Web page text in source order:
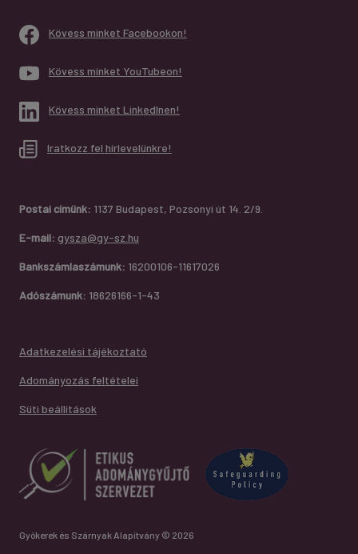
Kövess minket Facebookon!
Kövess minket YouTubeon!
Kövess minket LinkedInen!
Iratkozz fel hírlevelünkre!
Postai címünk: 1137 Budapest, Pozsonyi út 14. 2/9.
E-mail: gysza@gy-sz.hu
Bankszámlaszámunk: 16200106-11617026
Adószámunk: 18626166-1-43
Adatkezelési tájékoztató
Adományozás feltételei
Süti beállítások
Gyökerek és Szárnyak Alapítvány © 2026